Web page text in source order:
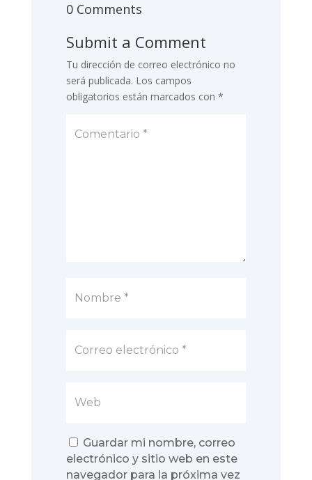
0 Comments
Submit a Comment
Tu dirección de correo electrónico no
será publicada. Los campos
obligatorios están marcados con *
Guardar mi nombre, correo
electrónico y sitio web en este
navegador para la próxima vez